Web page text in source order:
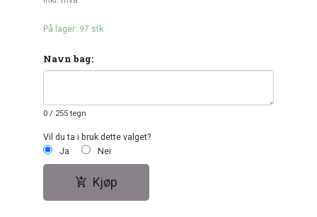
På lager: 97 stk.
Navn bag:
0 / 255 tegn
Vil du ta i bruk dette valget?
Ja
Nei
Kjøp